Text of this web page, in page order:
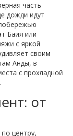
часть
дожди идут
Баия или
с яркой
своим
Анды, в
с прохладной
от
центру,